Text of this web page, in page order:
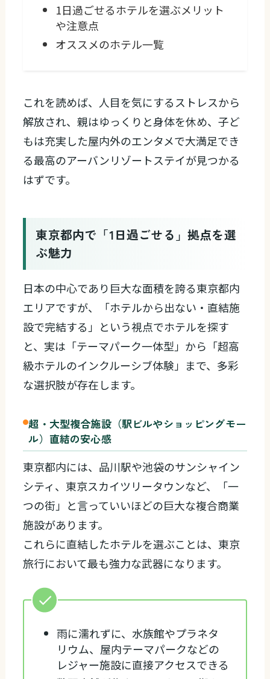
1日過ごせるホテルを選ぶメリット
や注意点
オススメのホテル一覧
これを読めば、人目を気にするストレスから
解放され、親はゆっくりと身体を休め、子ど
もは充実した屋内外のエンタメで大満足でき
る最高のアーバンリゾートステイが見つかる
はずです。
東京都内で「1日過ごせる」拠点を選
ぶ魅力
日本の中心であり巨大な面積を誇る東京都内
エリアですが、「ホテルから出ない・直結施
設で完結する」という視点でホテルを探す
と、実は「テーマパーク一体型」から「超高
級ホテルのインクルーシブ体験」まで、多彩
な選択肢が存在します。
超・大型複合施設（駅ビルやショッピングモー
ル）直結の安心感
東京都内には、品川駅や池袋のサンシャイン
シティ、東京スカイツリータウンなど、「一
つの街」と言っていいほどの巨大な複合商業
施設があります。
これらに直結したホテルを選ぶことは、東京
旅行において最も強力な武器になります。
雨に濡れずに、水族館やプラネタ
リウム、屋内テーマパークなどの
レジャー施設に直接アクセスできる